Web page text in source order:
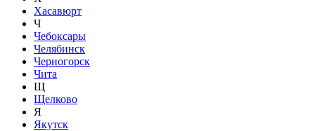
Хасавюрт
Ч
Чебоксары
Челябинск
Черногорск
Чита
Щ
Щелково
Я
Якутск